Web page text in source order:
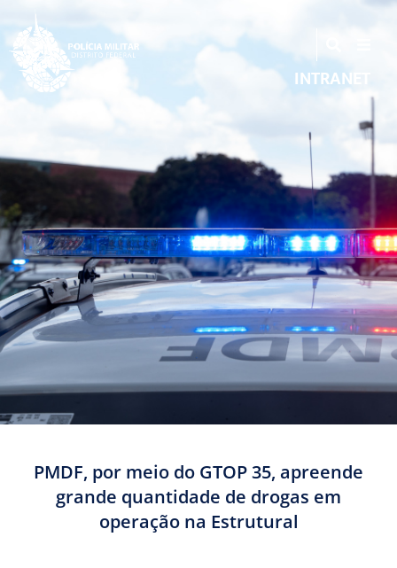
INTRANET
PMDF, por meio do GTOP 35, apreende
grande quantidade de drogas em
operação na Estrutural